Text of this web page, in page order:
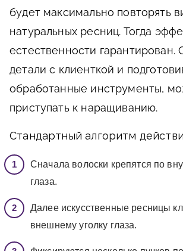
будет максимально повторять
натуральных ресниц. Тогда
естественности гарантирован.
детали с клиенткой и
обработанные инструменты,
приступать к наращиванию.
Стандартный алгоритм
Сначала волоски крепятся по
глаза.
Далее искусственные ресницы
внешнему уголку глаза.